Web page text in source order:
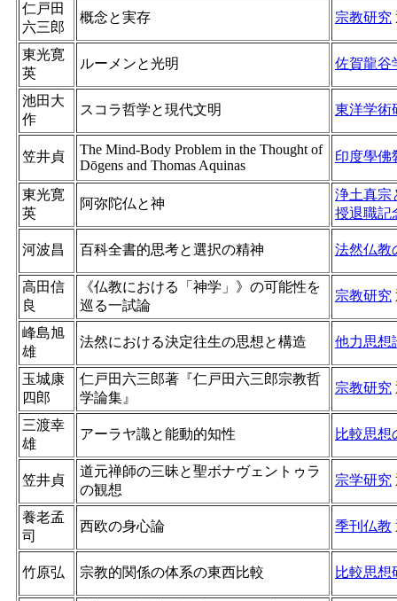
仁戸田
六三郎
概念と実存 宗教研究
東光寛
英
ルーメンと光明 佐賀龍谷
池田大
作
スコラ哲学と現代文明 東洋学術
笠井貞
The Mind-Body Problem in the Thought of
Dōgens and Thomas Aquinas
印度學佛
東光寛
英
阿弥陀仏と神
浄土真宗
授退職記
河波昌 百科全書的思考と選択の精神 法然仏教
高田信
良
《仏教における「神学」》の可能性を
巡る一試論
宗教研究
峰島旭
雄
法然における決定往生の思想と構造 他力思想
玉城康
四郎
仁戸田六三郎著『仁戸田六三郎宗教哲
学論集』
宗教研究
三渡幸
雄
アーラヤ識と能動的知性 比較思想
笠井貞
道元禅師の三昧と聖ボナヴェントゥラ
の観想
宗学研究
養老孟
司
西欧の身心論 季刊仏教
竹原弘 宗教的関係の体系の東西比較 比較思想